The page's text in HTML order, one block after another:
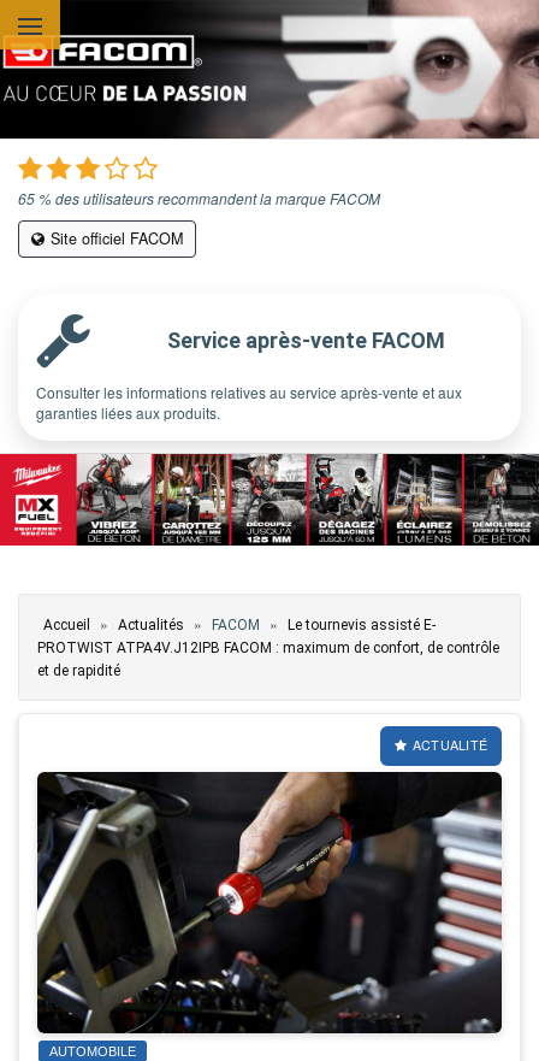
65 % des utilisateurs recommandent la marque FACOM
Site officiel FACOM
Service après-vente FACOM
Consulter les informations relatives au service après-vente et aux
garanties liées aux produits.
Vous êtes ici
Accueil » Actualités » FACOM »
Le tournevis assisté E-
PROTWIST ATPA4V.J12IPB FACOM : maximum de confort, de contrôle
et de rapidité
ACTUALITÉ
AUTOMOBILE